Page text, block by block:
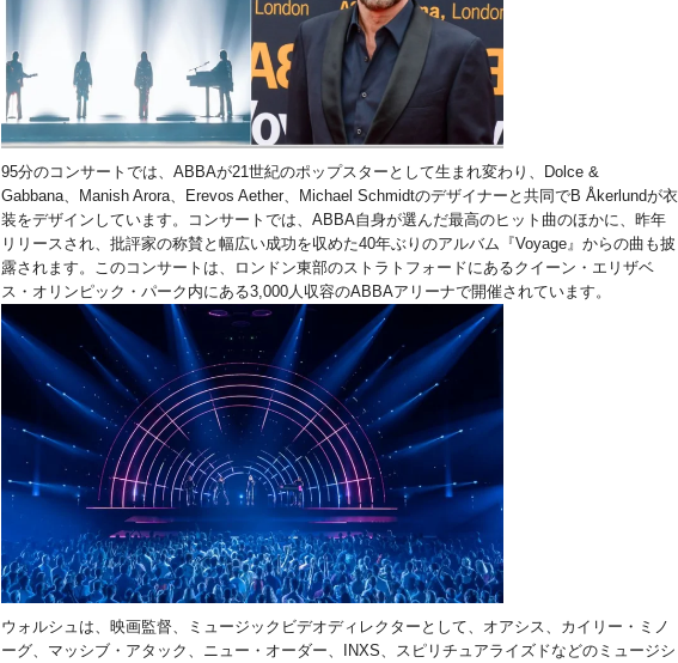
95分のコンサートでは、ABBAが21世紀のポップスターとして生まれ変わり、Dolce &
Gabbana、Manish Arora、Erevos Aether、Michael Schmidtのデザイナーと共同でB Åkerlundが衣
装をデザインしています。コンサートでは、ABBA自身が選んだ最高のヒット曲のほかに、昨年
リリースされ、批評家の称賛と幅広い成功を収めた40年ぶりのアルバム『Voyage』からの曲も披
露されます。このコンサートは、ロンドン東部のストラトフォードにあるクイーン・エリザベ
ス・オリンピック・パーク内にある3,000人収容のABBAアリーナで開催されています。
ウォルシュは、映画監督、ミュージックビデオディレクターとして、オアシス、カイリー・ミノ
ーグ、マッシブ・アタック、ニュー・オーダー、INXS、スピリチュアライズドなどのミュージシ